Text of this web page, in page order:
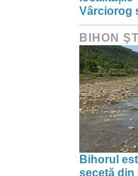
Vârciorog
BIHON
Bihorul
secetă din